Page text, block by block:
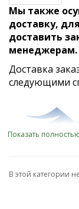
Мы также
доставку,
доставить
менеджерам.
Доставка
следующими
УкрПочтой
уведомление
письмо,
Показать полностью
В этой категории